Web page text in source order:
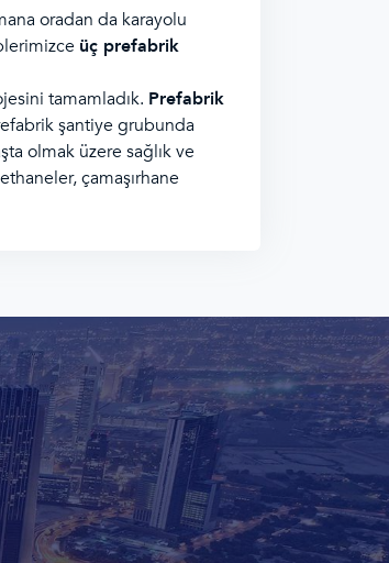
oradan da karayolu
üç prefabrik
tamamladık. Prefabrik
şantiye grubunda
olmak üzere sağlık ve
çamaşırhane